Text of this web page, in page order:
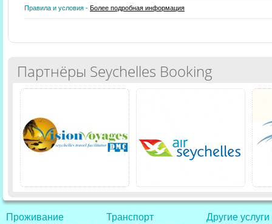
Правила и условия - Более подробная информация
Партнёры Seychelles Booking
Проживание Транспорт Другие услуги